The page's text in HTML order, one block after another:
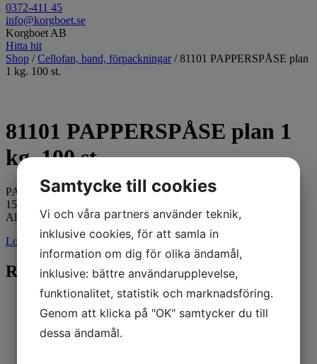
0372-411 45
info@korgboet.se
Korgboet AB
Hitta hit
Shop /Cellofan, band, förpackningar / 81101 PAPPERSPÅSE plan
1 kg. 100 st.
81101 PAPPERSPÅSE plan 1
kg. 100 st.
PAPPERSPÅSE plan med sidoinvik, 1 kg. 100 st./förp.
15×6,5×29 cm.
Alla våra påsar är livsmedelsgodkända.
Logga in för pris
Relaterade produkter
Samtycke till cookies
Vi och våra partners använder teknik,
inklusive cookies, för att samla in
information om dig för olika ändamål,
inklusive: bättre användarupplevelse,
funktionalitet, statistik och marknadsföring.
Genom att klicka på "OK" samtycker du till
dessa ändamål.